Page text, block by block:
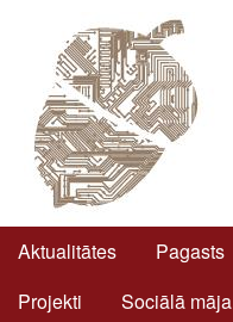
Aktualitātes Pagasts
Projekti
Sociālā māja